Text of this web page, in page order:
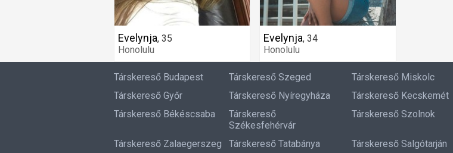
Evelynja, 35
Honolulu
Evelynja,34
Honolulu
Társkereső Budapest Társkereső Szeged Társkereső Miskolc
Társkereső Győr
Társkereső Nyíregyháza Társkereső Kecskemét
Társkereső Békéscsaba
Társkereső
Székesfehérvár
Társkereső Szolnok
Társkereső Zalaegerszeg Társkereső Tatabánya Társkereső Salgótarján